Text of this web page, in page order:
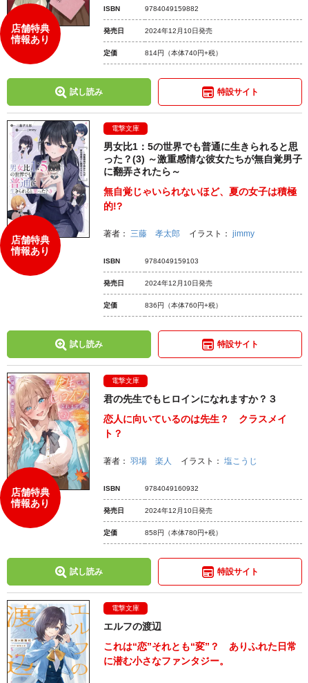
店舗特典
情報あり
ISBN 9784049159882
発売日 2024年12月10日発売
定価 814円 （本体740円+税）
試し読み 特設サイト
店舗特典
情報あり
電撃文庫
男女比1：5の世界でも普通に生きられると思
った？(3) ～激重感情な彼女たちが無自覚男子
に翻弄されたら～
無自覚じゃいられないほど、夏の女子は積極
的!?
著者： 三藤 孝太郎 イラスト： jimmy
ISBN 9784049159103
発売日 2024年12月10日発売
定価 836円 （本体760円+税）
試し読み 特設サイト
店舗特典
情報あり
電撃文庫
君の先生でもヒロインになれますか？３
恋人に向いているのは先生？ クラスメイ
ト？
著者： 羽場 楽人 イラスト： 塩こうじ
ISBN 9784049160932
発売日 2024年12月10日発売
定価 858円 （本体780円+税）
試し読み 特設サイト
電撃文庫
エルフの渡辺
これは“恋”それとも“変”？ ありふれた日常
に潜む小さなファンタジー。